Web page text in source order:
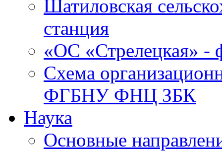
Шатиловская
станция
«ОС «Стрелецкая»
Схема
ФГБНУ ФНЦ ЗБК
Наука
Основные